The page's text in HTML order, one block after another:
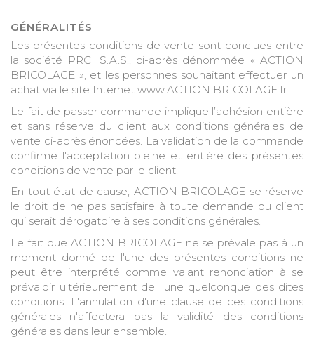
GÉNÉRALITÉS
Les présentes conditions de vente sont conclues entre
la société PRCI S.A.S., ci-après dénommée « ACTION
BRICOLAGE », et les personnes souhaitant effectuer un
achat via le site Internet www.ACTION BRICOLAGE.fr.
Le fait de passer commande implique l’adhésion entière
et sans réserve du client aux conditions générales de
vente ci-après énoncées. La validation de la commande
confirme l'acceptation pleine et entière des présentes
conditions de vente par le client.
En tout état de cause, ACTION BRICOLAGE se réserve
le droit de ne pas satisfaire à toute demande du client
qui serait dérogatoire à ses conditions générales.
Le fait que ACTION BRICOLAGE ne se prévale pas à un
moment donné de l'une des présentes conditions ne
peut être interprété comme valant renonciation à se
prévaloir ultérieurement de l'une quelconque des dites
conditions. L'annulation d'une clause de ces conditions
générales n'affectera pas la validité des conditions
générales dans leur ensemble.